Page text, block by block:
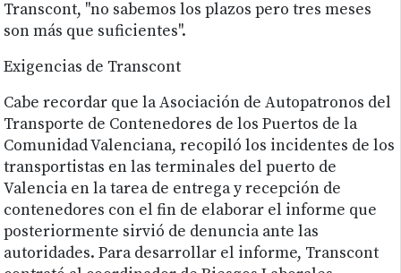
Transcont, "no sabemos los plazos pero tres meses
son más que suficientes".
Exigencias de Transcont
Cabe recordar que la Asociación de Autopatronos del
Transporte de Contenedores de los Puertos de la
Comunidad Valenciana, recopiló los incidentes de los
transportistas en las terminales del puerto de
Valencia en la tarea de entrega y recepción de
contenedores con el fin de elaborar el informe que
posteriormente sirvió de denuncia ante las
autoridades. Para desarrollar el informe, Transcont